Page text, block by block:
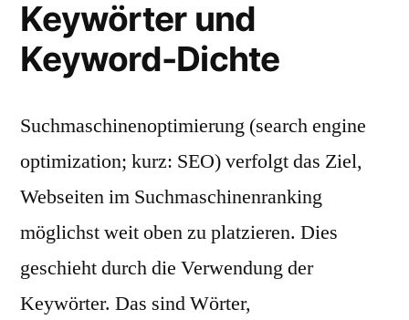
Keywörter und
Keyword-Dichte
Suchmaschinenoptimierung (search engine
optimization; kurz: SEO) verfolgt das Ziel,
Webseiten im Suchmaschinenranking
möglichst weit oben zu platzieren. Dies
geschieht durch die Verwendung der
Keywörter. Das sind Wörter,